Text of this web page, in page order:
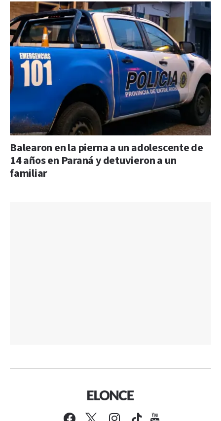
Balearon en la pierna a un adolescente de
14 años en Paraná y detuvieron a un
familiar